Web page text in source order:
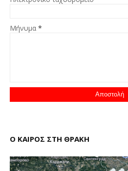
Μήνυμα *
Ο ΚΑΙΡΟΣ ΣΤΗ ΘΡΑΚΗ